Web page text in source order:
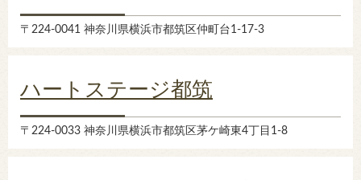
〒224-0041 神奈川県横浜市都筑区仲町台1-17-3
ハートステージ都筑
〒224-0033 神奈川県横浜市都筑区茅ケ崎東4丁目1-8